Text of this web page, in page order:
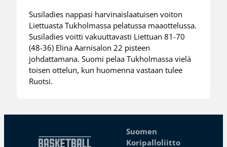
Susiladies nappasi harvinaislaatuisen voiton
Liettuasta Tukholmassa pelatussa maaottelussa.
Susiladies voitti vakuuttavasti Liettuan 81-70
(48-36) Elina Aarnisalon 22 pisteen
johdattamana. Suomi pelaa Tukholmassa vielä
toisen ottelun, kun huomenna vastaan tulee
Ruotsi.
Suomen
Koripalloliitto